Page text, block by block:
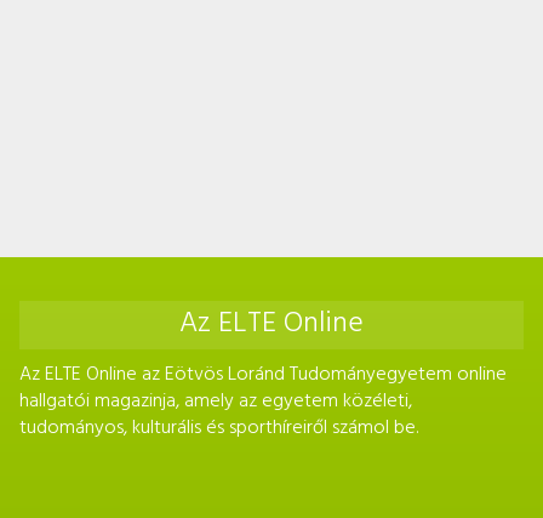
Az ELTE Online
Az ELTE Online az Eötvös Loránd Tudományegyetem online
hallgatói magazinja, amely az egyetem közéleti,
tudományos, kulturális és sporthíreiről számol be.